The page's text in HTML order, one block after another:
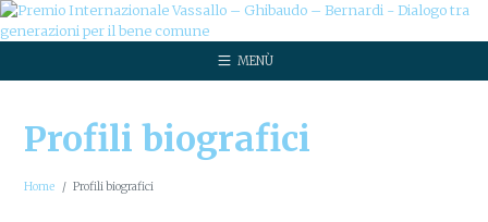
MENÙ
Profili biografici
Home Profili biografici